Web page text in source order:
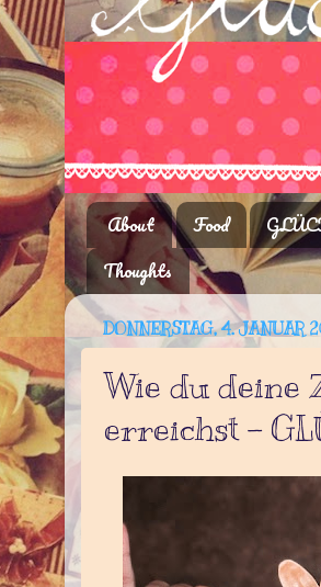
About Food
Thoughts
DONNERSTAG, 4. JANUAR
Wie du deine
erreichst -